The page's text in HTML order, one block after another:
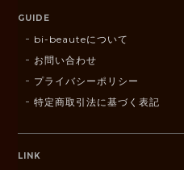
GUIDE
bi-beauteについて
お問い合わせ
プライバシーポリシー
特定商取引法に基づく表記
LINK